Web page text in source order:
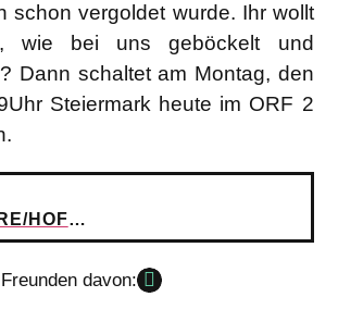
schon vergoldet wurde. Ihr wollt
wie bei uns geböckelt und
Dann schaltet am Montag, den
Steiermark heute im ORF 2
FAMILIE/TIERE/HOFLADEN
davon: